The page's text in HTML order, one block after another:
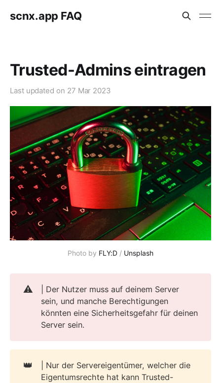
scnx.app FAQ
Trusted-Admins eintragen
Last updated on 27 Mar 2023
Photo by FLY:D / Unsplash
⚠️
| Der Nutzer muss auf deinem Server
sein, und manche Berechtigungen
könnten eine Sicherheitsgefahr für deinen
Server sein.
👑
| Nur der Servereigentümer, welcher die
Eigentumsrechte hat kann Trusted-